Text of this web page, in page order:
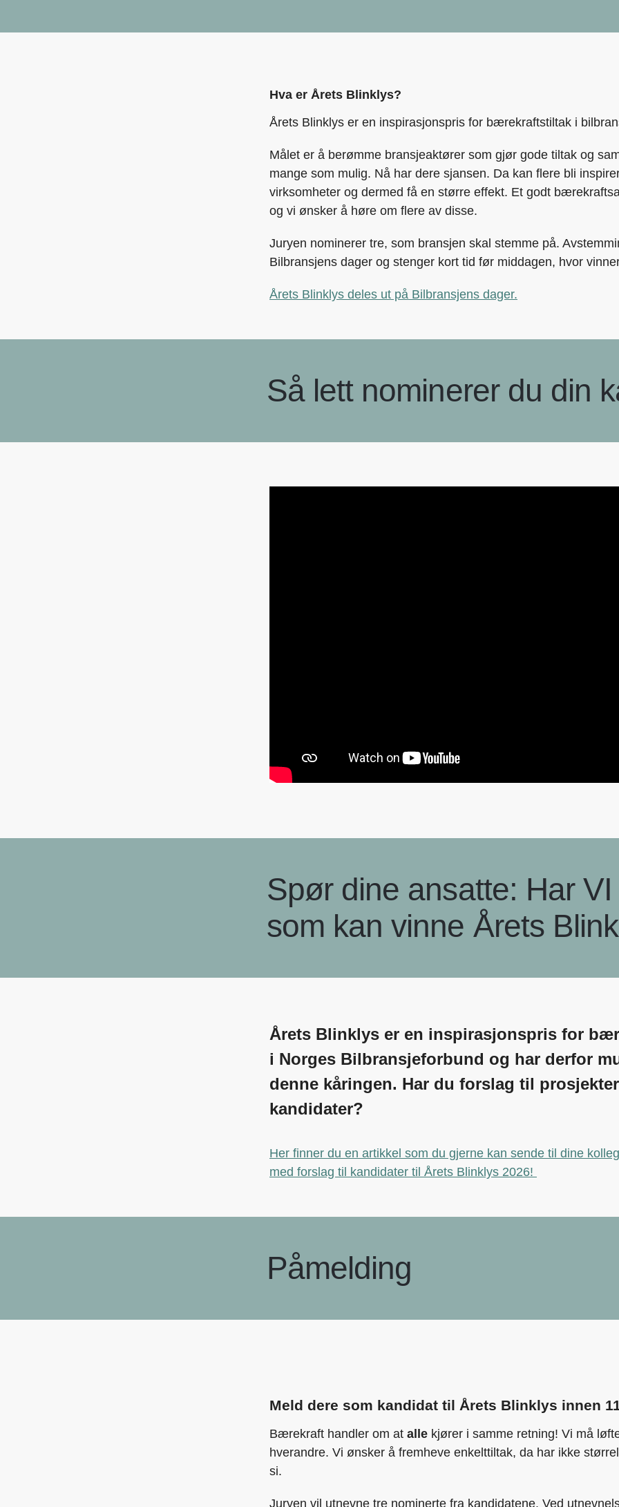
Hva er Årets Blinklys?
Årets Blinklys er en inspirasjonspris for bærekraftstiltak i
Målet er å berømme bransjeaktører som gjør gode tiltak og
mange som mulig. Nå har dere sjansen. Da kan flere bli
virksomheter og dermed få en større effekt. Et godt
og vi ønsker å høre om flere av disse.
Juryen nominerer tre, som bransjen skal stemme på.
Bilbransjens dager og stenger kort tid før middagen, hvor
Årets Blinklys deles ut på Bilbransjens dager.
Så lett nominerer du din
Spør dine ansatte: Har
som kan vinne Årets
Årets Blinklys er en inspirasjonspris for
i Norges Bilbransjeforbund og har derfor
denne kåringen. Har du forslag til
kandidater?
Her finner du en artikkel som du gjerne kan sende til dine
med forslag til kandidater til Årets Blinklys 2026!
Påmelding
Meld dere som kandidat til Årets Blinklys innen
Bærekraft handler om at alle kjører i samme retning! Vi må
hverandre. Vi ønsker å fremheve enkelttiltak, da har ikke
si.
Juryen vil utnevne tre nominerte fra kandidatene. Ved